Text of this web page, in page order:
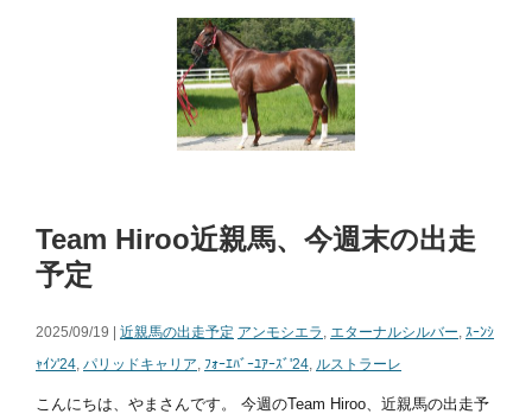
Team Hiroo近親馬、今週末の出走
予定
2025/09/19 | 近親馬の出走予定 アンモシエラ , エターナルシルバー, ｽｰﾝｼ
ｬｲﾝ'24, パリッドキャリア, ﾌｫｰｴﾊﾞｰﾕｱｰｽﾞ'24, ルストラーレ
こんにちは、やまさんです。 今週のTeam Hiroo、近親馬の出走予